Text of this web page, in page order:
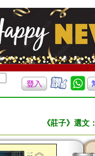
《莊子》選文